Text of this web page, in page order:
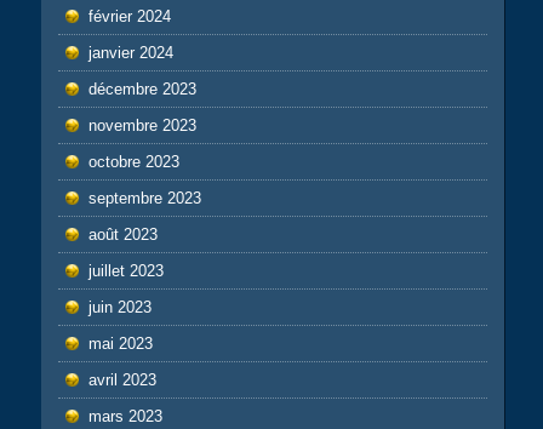
février 2024
janvier 2024
décembre 2023
novembre 2023
octobre 2023
septembre 2023
août 2023
juillet 2023
juin 2023
mai 2023
avril 2023
mars 2023